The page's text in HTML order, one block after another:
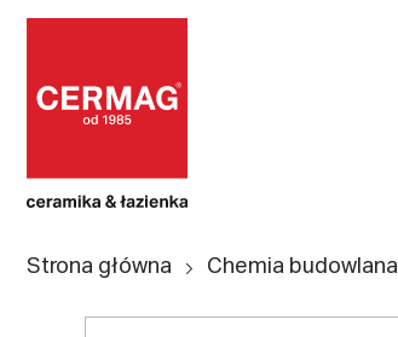
Strona główna Chemia budowlana